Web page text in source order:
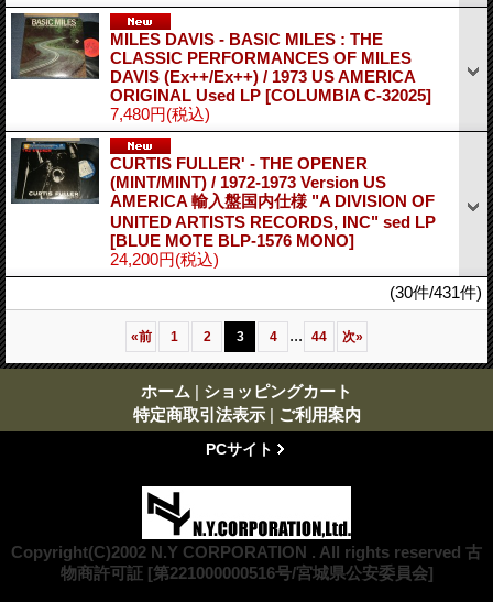
MILES DAVIS - BASIC MILES : THE
CLASSIC PERFORMANCES OF MILES
DAVIS (Ex++/Ex++) / 1973 US AMERICA
ORIGINAL Used LP [COLUMBIA C-32025]
7,480円(税込)
CURTIS FULLER' - THE OPENER
(MINT/MINT) / 1972-1973 Version US
AMERICA 輸入盤国内仕様 "A DIVISION OF
UNITED ARTISTS RECORDS, INC" sed LP
[BLUE MOTE BLP-1576 MONO]
24,200円(税込)
(30件/431件)
«前 1 2 3 4 ... 44 次»
ホーム | ショッピングカート
特定商取引法表示 | ご利用案内
PCサイト
Copyright(C)2002 N.Y CORPORATION . All rights reserved 古
物商許可証 [第221000000516号/宮城県公安委員会]